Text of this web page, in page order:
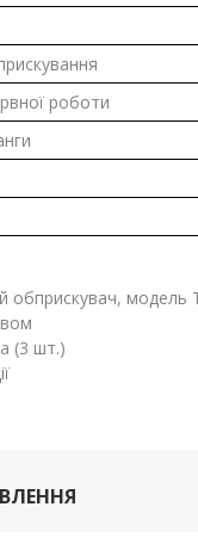
роботи
обприскувач, модель
(3 шт.)